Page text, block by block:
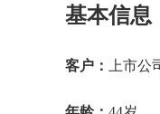
基本信息
客户： 上市公